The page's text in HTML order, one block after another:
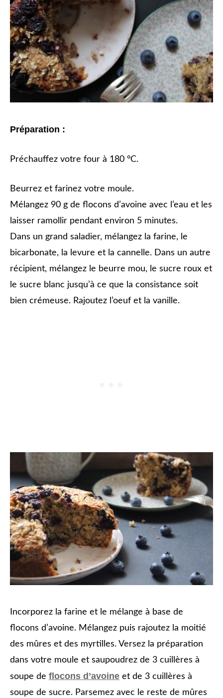
Préparation :
Préchauffez votre four à 180 °C.
Beurrez et farinez votre moule.
Mélangez 90 g de flocons d’avoine avec l’eau et les
laisser ramollir pendant environ 5 minutes.
Dans un grand saladier, mélangez la farine, le
bicarbonate, la levure et la cannelle. Dans un autre
récipient, mélangez le beurre mou, le sucre roux et
le sucre blanc jusqu’à ce que la consistance soit
bien crémeuse. Rajoutez l’oeuf et la vanille.
Incorporez la farine et le mélange à base de
flocons d’avoine. Mélangez puis rajoutez la moitié
des mûres et des myrtilles. Versez la préparation
dans votre moule et saupoudrez de 3 cuillères à
soupe de flocons d’avoine et de 3 cuillères à
soupe de sucre. Parsemez avec le reste de mûres